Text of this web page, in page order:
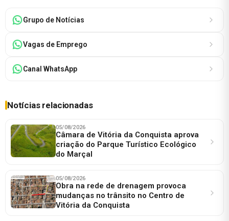
Grupo de Notícias
Vagas de Emprego
Canal WhatsApp
Notícias relacionadas
05/08/2026
Câmara de Vitória da Conquista aprova
criação do Parque Turístico Ecológico
do Marçal
05/08/2026
Obra na rede de drenagem provoca
mudanças no trânsito no Centro de
Vitória da Conquista